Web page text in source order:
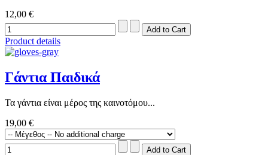
12,00 €
Product details
Γάντια Παιδικά
Τα γάντια είναι μέρος της καινοτόμου...
19,00 €